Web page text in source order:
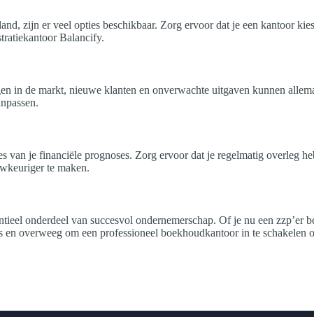
zijn er veel opties beschikbaar. Zorg ervoor dat je een kantoor
Balancify.
in de markt, nieuwe klanten en onverwachte uitgaven kunnen
van je financiële prognoses. Zorg ervoor dat je regelmatig overleg
te maken.
onderdeel van succesvol ondernemerschap. Of je nu een
overweeg om een professioneel boekhoudkantoor in te schakelen